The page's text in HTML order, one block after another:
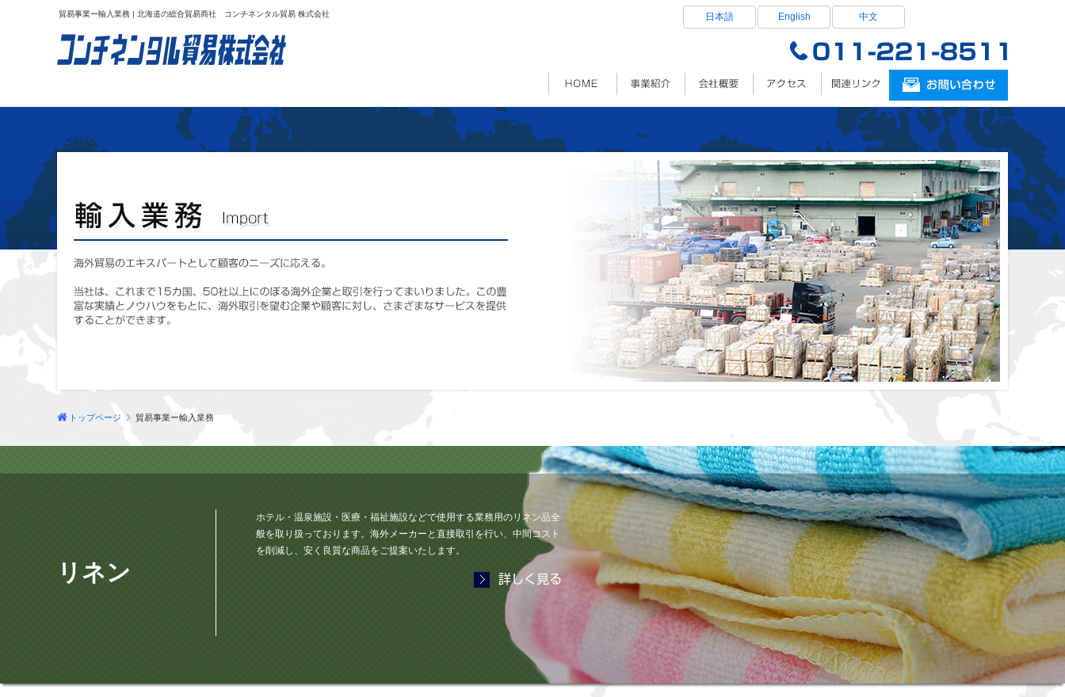
貿易事業ー輸入業務 | 北海道の総合貿易商社 コンチネンタル貿易 株式会社 日本語 English 中文
トップページ 貿易事業ー輸入業務
リネン
ホテル・温泉施設・医療・福祉施設などで使用する業務用のリネン品全
般を取り扱っております。海外メーカーと直接取引を行い、中間コスト
を削減し、安く良質な商品をご提案いたします。